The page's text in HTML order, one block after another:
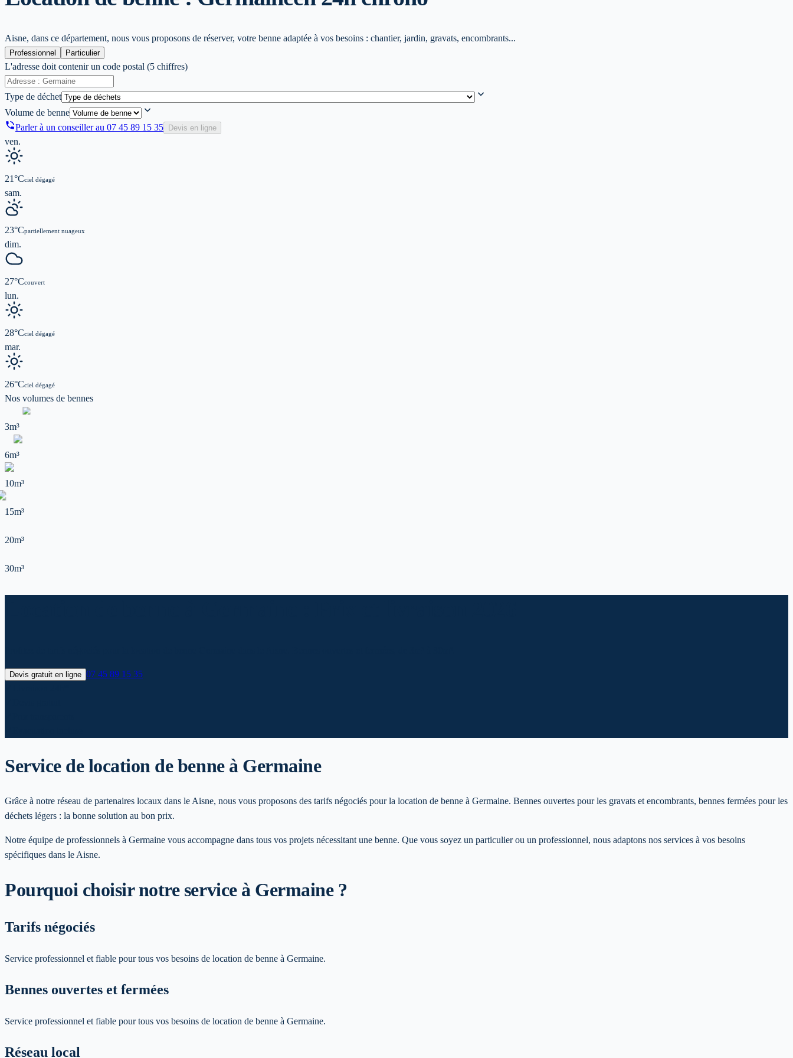
Aisne, dans ce département, nous vous proposons de réserver, votre benne adaptée à vos besoins : chantier, jardin, gravats, encombrants...
Professionnel Particulier
L'adresse doit contenir un code postal (5 chiffres)
Type de déchet
Volume de benne
Parler à un conseiller au 07 45 89 15 35 Devis en ligne
ven.
21°Cciel dégagé
sam.
23°Cpartiellement nuageux
dim.
27°Ccouvert
lun.
28°Cciel dégagé
mar.
26°Cciel dégagé
Nos volumes de bennes
3m³
6m³
10m³
15m³
20m³
30m³
Devis gratuit en ligne 07 45 89 15 35
Service de location de benne à Germaine
Grâce à notre réseau de partenaires locaux dans le Aisne, nous vous proposons des tarifs négociés pour la location de benne à Germaine. Bennes ouvertes pour les gravats et encombrants, bennes fermées pour les
déchets légers : la bonne solution au bon prix.
Notre équipe de professionnels à Germaine vous accompagne dans tous vos projets nécessitant une benne. Que vous soyez un particulier ou un professionnel, nous adaptons nos services à vos besoins
spécifiques dans le Aisne.
Pourquoi choisir notre service à Germaine?
Tarifs négociés
Service professionnel et fiable pour tous vos besoins de location de benne à Germaine.
Bennes ouvertes et fermées
Service professionnel et fiable pour tous vos besoins de location de benne à Germaine.
Réseau local